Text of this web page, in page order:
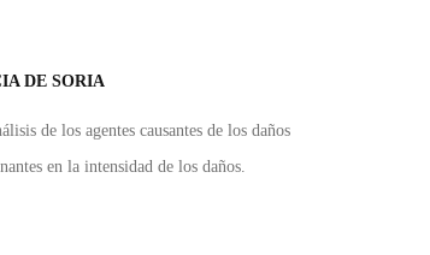
DE SORIA
de los agentes causantes de los daños
en la intensidad de los daños.